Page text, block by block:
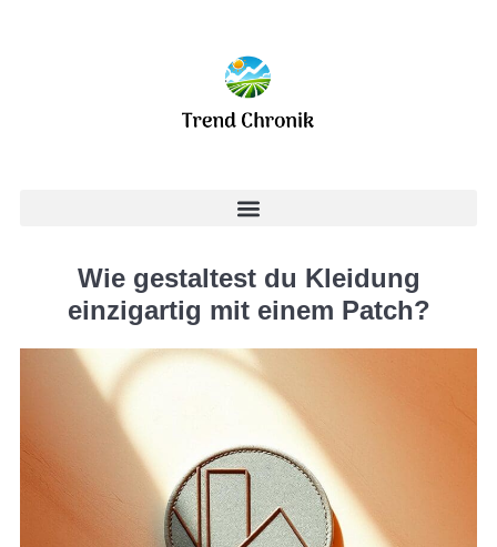
Wie gestaltest du Kleidung
einzigartig mit einem Patch?